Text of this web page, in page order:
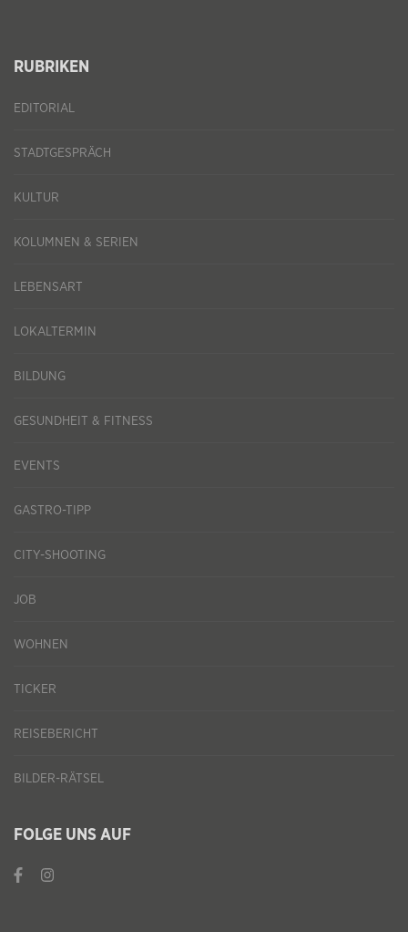
RUBRIKEN
EDITORIAL
STADTGESPRÄCH
KULTUR
KOLUMNEN & SERIEN
LEBENSART
LOKALTERMIN
BILDUNG
GESUNDHEIT & FITNESS
EVENTS
GASTRO-TIPP
CITY-SHOOTING
JOB
WOHNEN
TICKER
REISEBERICHT
BILDER-RÄTSEL
FOLGE UNS AUF